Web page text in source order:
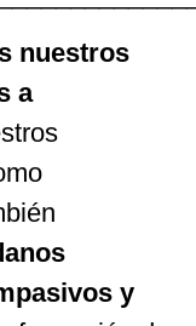
nuestros
a
y